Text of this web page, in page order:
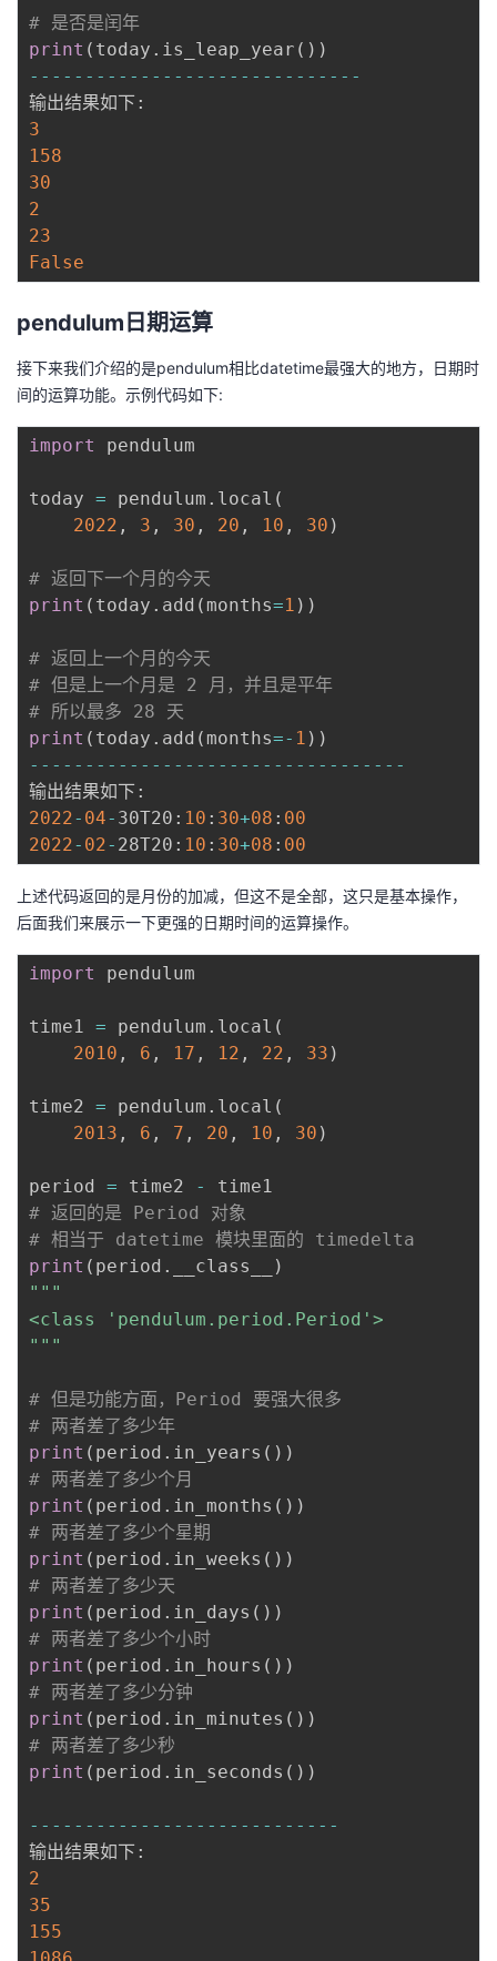
# 是否是闰年
print ( today . is_leap_year ( ) )
- - - - - - - - - - - - - - - - - - - - - - - - - - - - - -
输出结果如下 :
3
158
30
2
23
False
pendulum日期运算
接下来我们介绍的是pendulum相比datetime最强大的地方，日期时
间的运算功能。示例代码如下:
import pendulum
today = pendulum . local (
2022 , 3 , 30 , 20 , 10 , 30 )
# 返回下一个月的今天
print ( today . add ( months=1 ) )
# 返回上一个月的今天
# 但是上一个月是 2 月，并且是平年
# 所以最多 28 天
print ( today . add ( months=- 1 ) )
- - - - - - - - - - - - - - - - - - - - - - - - - - - - - - - - - -
输出结果如下 :
2022- 04- 30T20 : 10 : 30+08 : 00
2022- 02- 28T20 : 10 : 30+08 : 00
上述代码返回的是月份的加减，但这不是全部，这只是基本操作，
后面我们来展示一下更强的日期时间的运算操作。
import pendulum
time1 = pendulum . local (
2010 , 6 , 17 , 12 , 22 , 33 )
time2 = pendulum . local (
2013 , 6 , 7 , 20 , 10 , 30 )
period = time2 -
# 返回的是 Period 对象
# 相当于 datetime 模块里面的 timedelta
print ( period . __class__
)
"""
<class 'pendulum.period.Period'>
"""
# 但是功能方面，Period 要强大很多
# 两者差了多少年
print ( period . in_years ( ) )
# 两者差了多少个月
print ( period . in_months ( ) )
# 两者差了多少个星期
print ( period . in_weeks ( ) )
# 两者差了多少天
print ( period . in_days ( ) )
# 两者差了多少个小时
print ( period . in_hours ( ) )
# 两者差了多少分钟
print ( period . in_minutes ( ) )
# 两者差了多少秒
print ( period . in_seconds ( ) )
- - - - - - - - - - - - - - - - - - - - - - - - - - - -
输出结果如下 :
2
35
155